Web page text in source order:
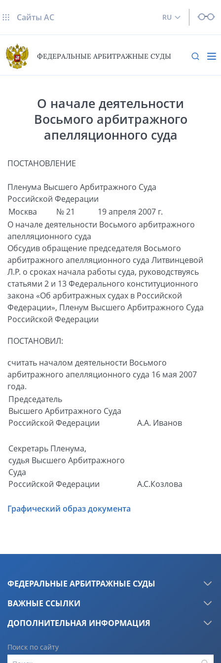
RU
Сайты AC
ФЕДЕРАЛЬНЫЕ АРБИТРАЖНЫЕ СУДЫ
О начале деятельности
Восьмого арбитражного
апелляционного суда
ПОСТАНОВЛЕНИЕ
Пленума Высшего Арбитражного Суда
Российской Федерации
Москва
№ 21
19 апреля 2007 г.
О начале деятельности Восьмого арбитражного
апелляционного суда
Обсудив обращение председателя Восьмого
арбитражного апелляционного суда Литвинцевой
Л.Р. о сроках начала работы суда, руководствуясь
статьями 2 и 13 Федерального конституционного
закона «Об арбитражных судах в Российской
Федерации», Пленум Высшего Арбитражного Суда
Российской Федерации
ПОСТАНОВИЛ:
считать началом деятельности Восьмого
арбитражного апелляционного суда 16 мая 2007
года.
Председатель
Высшего Арбитражного Суда
Российской Федерации
А.А. Иванов
Секретарь Пленума,
судья Высшего Арбитражного
Суда
Российской Федерации
А.С.Козлова
Графический образ документа
ФЕДЕРАЛЬНЫЕ АРБИТРАЖНЫЕ СУДЫ
ВАЖНЫЕ ССЫЛКИ
ДОПОЛНИТЕЛЬНАЯ ИНФОРМАЦИЯ
Поиск по сайту